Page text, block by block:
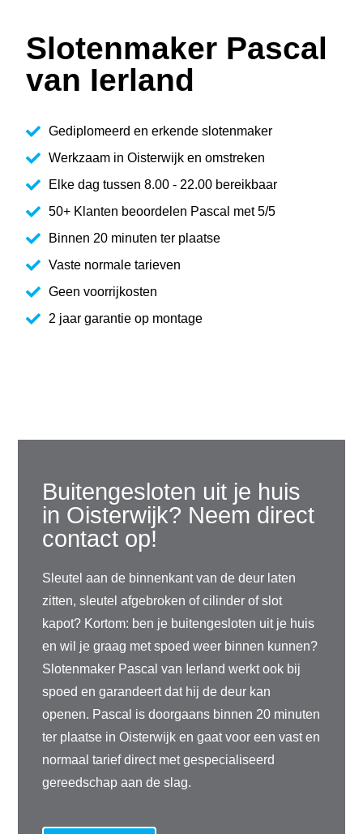
Slotenmaker Pascal
van Ierland
Gediplomeerd en erkende slotenmaker
Werkzaam in Oisterwijk en omstreken
Elke dag tussen 8.00 - 22.00 bereikbaar
50+ Klanten beoordelen Pascal met 5/5
Binnen 20 minuten ter plaatse
Vaste normale tarieven
Geen voorrijkosten
2 jaar garantie op montage
Buitengesloten uit je huis
in Oisterwijk? Neem direct
contact op!
Sleutel aan de binnenkant van de deur laten
zitten, sleutel afgebroken of cilinder of slot
kapot? Kortom: ben je buitengesloten uit je huis
en wil je graag met spoed weer binnen kunnen?
Slotenmaker Pascal van Ierland werkt ook bij
spoed en garandeert dat hij de deur kan
openen. Pascal is doorgaans binnen 20 minuten
ter plaatse in Oisterwijk en gaat voor een vast en
normaal tarief direct met gespecialiseerd
gereedschap aan de slag.